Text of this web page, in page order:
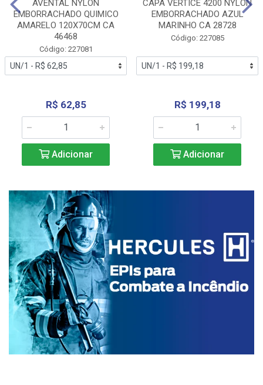
AVENTAL NYLON
EMBORRACHADO QUIMICO
AMARELO 120X70CM CA
46468
Código: 227081
R$ 62,85
Adicionar
CAPA VERTICE 4200 NYLON
EMBORRACHADO AZUL
MARINHO CA 28728
Código: 227085
R$ 199,18
Adicionar